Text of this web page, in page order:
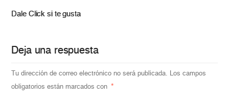
Dale Click si te gusta
Deja una respuesta
Tu dirección de correo electrónico no será publicada. Los campos
obligatorios están marcados con *